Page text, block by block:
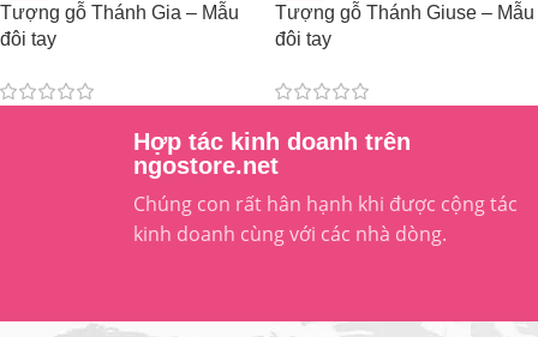
Tượng gỗ Thánh Gia – Mẫu
đôi tay
Tượng gỗ Thánh Giuse – Mẫu
đôi tay
Hợp tác kinh doanh trên
ngostore.net
Chúng con rất hân hạnh khi được cộng tác
kinh doanh cùng với các nhà dòng.